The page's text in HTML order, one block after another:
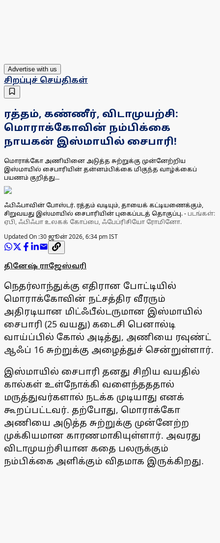
Advertise with us
சிறப்புச் செய்திகள்
ரத்தம், கண்ணீர், விடாமுயற்சி:
மொராக்கோவின் நம்பிக்கை
நாயகன் இஸ்மாயில் சைபாரி!
மொராக்கோ அணியினை அடுத்த சுற்றுக்கு முன்னேற்றிய
இஸ்மாயில் சைபாரியின் தன்னம்பிக்கை மிகுந்த வாழ்க்கைப்
பயணம் குறித்து...
ஃபிஃபாவின் போஸ்டர். ரத்தம் வடியும், தாயைக் கட்டியணைக்கும்,
சிறுவயது இஸ்மாயில் சைபாரியின் புகைப்படத் தொகுப்பு.- படங்கள்:
ஏபி, ஃபிஃபா உலகக் கோப்பை, ஃபேப்ரிசியோ ரோமினோ.
Updated On :30 ஜூன் 2026, 6:34 pm IST
தினேஷ் ராஜேஸ்வரி
நெதர்லாந்துக்கு எதிரான போட்டியில்
மொராக்கோவின் நட்சத்திர வீரரும்
அதிரடியான மிட்ஃபீல்டருமான இஸ்மாயில்
சைபாரி (25 வயது) கடைசி பெனால்டி
வாய்ப்பில் கோல் அடித்து, அணியை ரவுண்ட்
ஆஃப் 16 சுற்றுக்கு அழைத்துச் சென்றுள்ளார்.
இஸ்மாயில் சைபாரி தனது சிறிய வயதில்
கால்கள் உள்நோக்கி வளைந்தததால்
மருத்துவர்களால் நடக்க முடியாது எனக்
கூறப்பட்டவர். தற்போது, மொராக்கோ
அணியை அடுத்த சுற்றுக்கு முன்னேற்ற
முக்கியமான காரணமாகியுள்ளார். அவரது
விடாமுயற்சியான கதை பலருக்கும்
நம்பிக்கை அளிக்கும் விதமாக இருக்கிறது.